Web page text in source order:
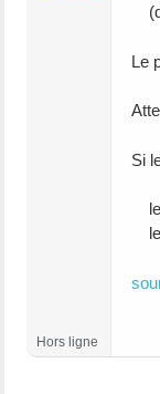
Le
Si
le
le
Hors ligne